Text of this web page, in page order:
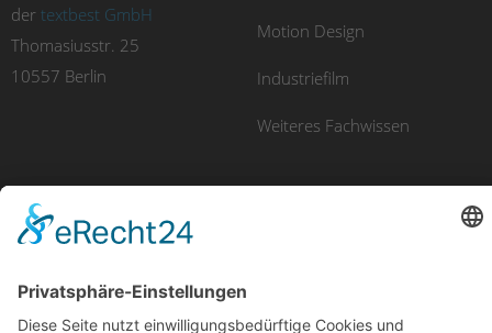
der textbest GmbH
Thomasiusstr. 25
10557 Berlin
Motion Design
Industriefilm
Weiteres Fachwissen
UNSERE PRODUKTE
Imagefilm
Erklärvideo